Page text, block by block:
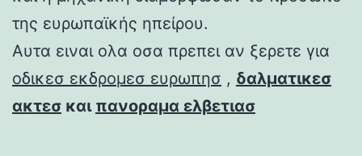
της ευρωπαϊκής ηπείρου.
Αυτα ειναι ολα οσα πρεπει αν ξερετε για
οδικεσ εκδρομεσ ευρωπησ , δαλματικεσ
ακτεσ και πανοραμα ελβετιασ